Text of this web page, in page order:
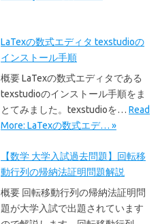
LaTexの数式エディタ texstudioの
インストール手順
概要 LaTexの数式エディタである
texstudioのインストール手順をま
とてみました。texstudioを… Read
More: LaTexの数式エデ… »
【数学 大学入試過去問題】回転移
動行列の帰納法証明問題解説
概要 回転移動行列の帰納法証明問
題が大学入試で出題されています